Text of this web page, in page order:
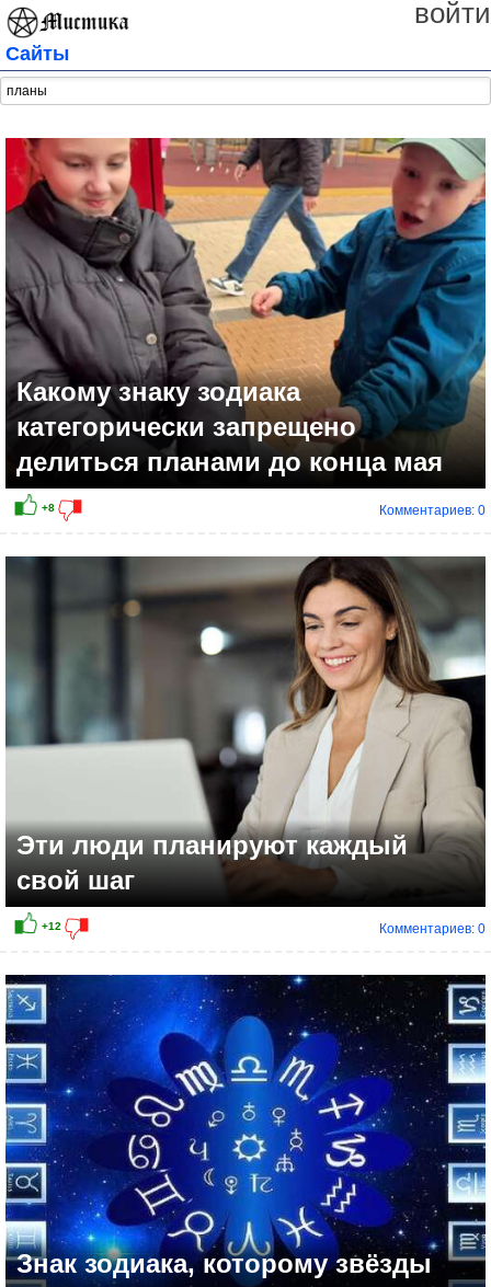
войти
Сайты
Какому знаку зодиака
категорически запрещено
делиться планами до конца мая
+8
Комментариев: 0
Эти люди планируют каждый
свой шаг
Комментариев: 0
Знак зодиака, которому звёзды